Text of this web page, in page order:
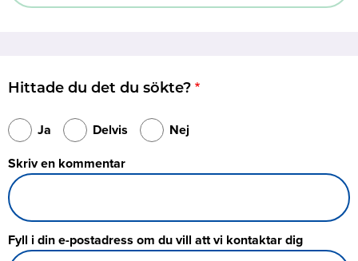
Hittade du det du sökte?
Ja Delvis
Nej
Skriv en kommentar
Fyll i din e-postadress om du vill att vi kontaktar dig